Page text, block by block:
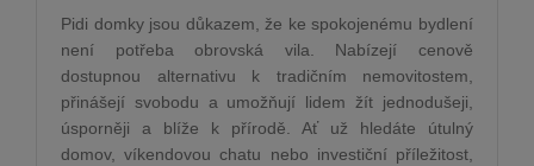
Pidi domky jsou důkazem, že ke spokojenému bydlení
není potřeba obrovská vila. Nabízejí cenově
dostupnou alternativu k tradičním nemovitostem,
přinášejí svobodu a umožňují lidem žít jednodušeji,
úsporněji a blíže k přírodě. Ať už hledáte útulný
domov, víkendovou chatu nebo investiční příležitost,